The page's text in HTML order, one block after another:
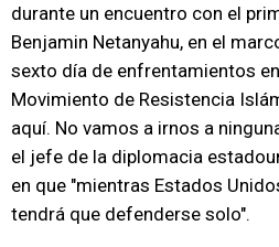
durante un encuentro con el
Benjamin Netanyahu, en el
sexto día de enfrentamientos
Movimiento de Resistencia
aquí. No vamos a irnos a
el jefe de la diplomacia
en que "mientras Estados
tendrá que defenderse solo".